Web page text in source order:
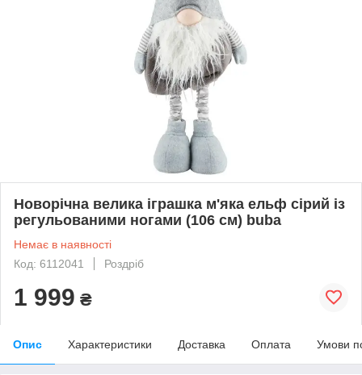
Новорічна велика іграшка м'яка ельф сірий із
регульованими ногами (106 см) buba
Немає в наявності
Код: 6112041
Роздріб
1 999 ₴
Опис Характеристики Доставка Оплата Умови